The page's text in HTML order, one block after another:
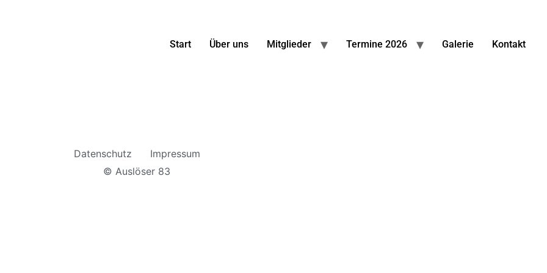
Start Über uns Mitglieder Termine 2026 Galerie Kontakt
Datenschutz
Impressum
© Auslöser 83